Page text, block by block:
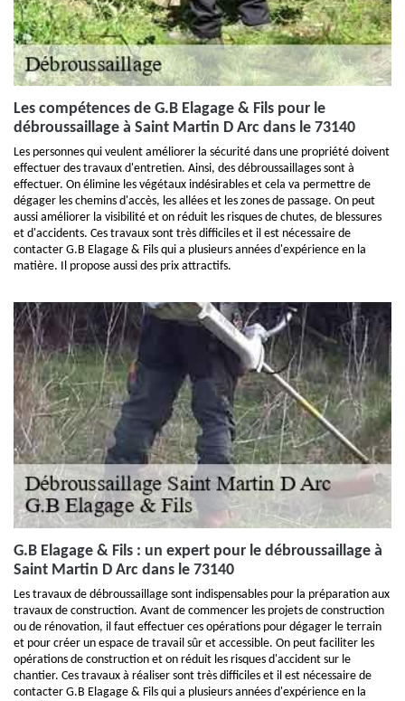
Les compétences de G.B Elagage & Fils pour le
débroussaillage à Saint Martin D Arc dans le 73140
Les personnes qui veulent améliorer la sécurité dans une propriété doivent
effectuer des travaux d'entretien. Ainsi, des débroussaillages sont à
effectuer. On élimine les végétaux indésirables et cela va permettre de
dégager les chemins d'accès, les allées et les zones de passage. On peut
aussi améliorer la visibilité et on réduit les risques de chutes, de blessures
et d'accidents. Ces travaux sont très difficiles et il est nécessaire de
contacter G.B Elagage & Fils qui a plusieurs années d'expérience en la
matière. Il propose aussi des prix attractifs.
G.B Elagage & Fils : un expert pour le débroussaillage à
Saint Martin D Arc dans le 73140
Les travaux de débroussaillage sont indispensables pour la préparation aux
travaux de construction. Avant de commencer les projets de construction
ou de rénovation, il faut effectuer ces opérations pour dégager le terrain
et pour créer un espace de travail sûr et accessible. On peut faciliter les
opérations de construction et on réduit les risques d'accident sur le
chantier. Ces travaux à réaliser sont très difficiles et il est nécessaire de
contacter G.B Elagage & Fils qui a plusieurs années d'expérience en la